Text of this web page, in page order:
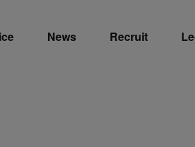
News Recruit